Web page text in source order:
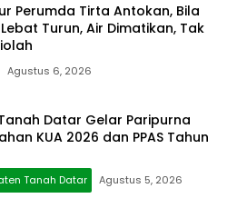
Perumda Tirta Antokan, Bila
Turun, Air Dimatikan, Tak
Agustus 6, 2026
Tanah Datar Gelar Paripurna
KUA 2026 dan PPAS Tahun
Tanah Datar Agustus 5, 2026